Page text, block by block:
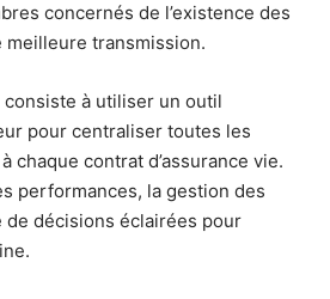
concernés de l’existence des
transmission.
à utiliser un outil
pour centraliser toutes les
chaque contrat d’assurance vie.
performances, la gestion des
décisions éclairées pour